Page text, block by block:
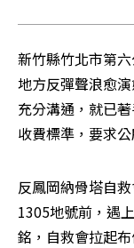
新竹縣竹北市第
地方反彈聲浪愈
充分溝通，就已
收費標準，要求
反鳳岡納骨塔自
1305地號前，遇
銘，自救會拉起